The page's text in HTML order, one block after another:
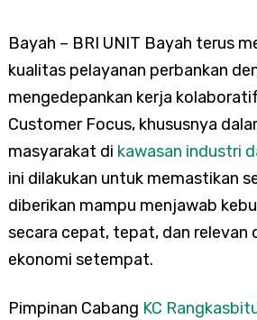
Bayah – BRI UNIT Bayah terus
kualitas pelayanan perbankan
mengedepankan kerja
Customer Focus, khususnya
masyarakat di kawasan industri
ini dilakukan untuk memastikan
diberikan mampu menjawab
secara cepat, tepat, dan relevan
ekonomi setempat.
Pimpinan Cabang KC